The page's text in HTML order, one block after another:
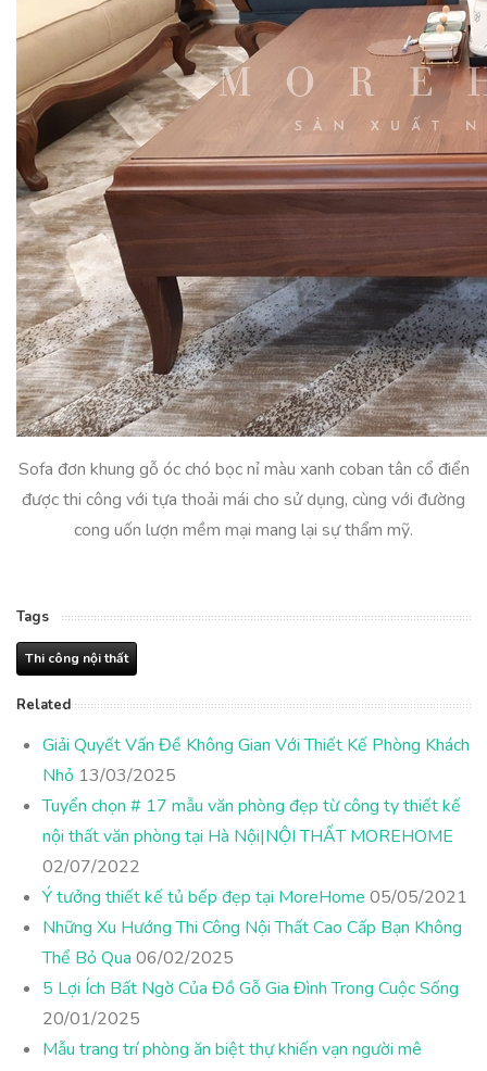
Sofa đơn khung gỗ óc chó bọc nỉ màu xanh coban tân cổ điển
được thi công với tựa thoải mái cho sử dụng, cùng với đường
cong uốn lượn mềm mại mang lại sự thẩm mỹ.
Tags
Thi công nội thất
Related
Giải Quyết Vấn Đề Không Gian Với Thiết Kế Phòng Khách
Nhỏ 13/03/2025
Tuyển chọn # 17 mẫu văn phòng đẹp từ công ty thiết kế
nội thất văn phòng tại Hà Nội|NỘI THẤT MOREHOME
02/07/2022
Ý tưởng thiết kế tủ bếp đẹp tại MoreHome 05/05/2021
Những Xu Hướng Thi Công Nội Thất Cao Cấp Bạn Không
Thể Bỏ Qua 06/02/2025
5 Lợi Ích Bất Ngờ Của Đồ Gỗ Gia Đình Trong Cuộc Sống
20/01/2025
Mẫu trang trí phòng ăn biệt thự khiến vạn người mê